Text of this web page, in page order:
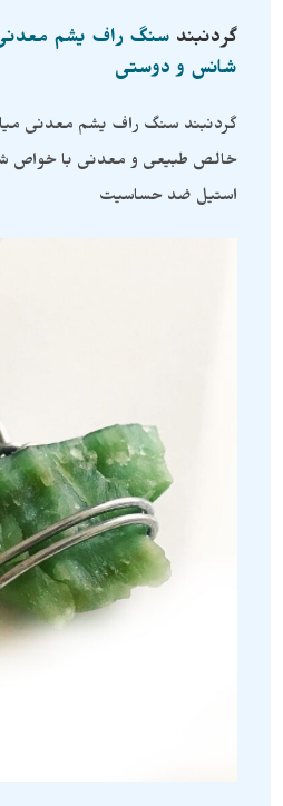
گردنبند سنگ راف یشم
شانس و دوستی
گردنبند سنگ راف یشم معدنی
خالص طبیعی و معدنی با خواص
استیل ضد حساسیت